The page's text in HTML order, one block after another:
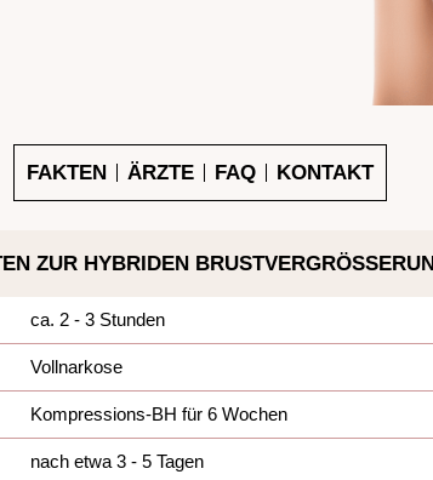
FAKTEN ÄRZTE FAQ KONTAKT
ZUR HYBRIDEN BRUSTVERGRÖSSERUNG
ca. 2 - 3 Stunden
Vollnarkose
Kompressions-BH für 6 Wochen
nach etwa 3 - 5 Tagen